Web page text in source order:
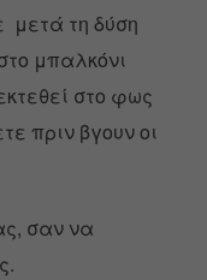
μετά τη δύση
μπαλκόνι
στο φως
πριν βγουν οι
σαν να